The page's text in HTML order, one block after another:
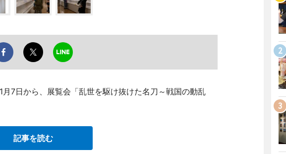
7日から、展覧会「乱世を駆け抜けた名刀～戦国の動乱
記事を読む